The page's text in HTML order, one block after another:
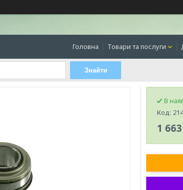
Головна Товари та послуги
Знайти
В
Код:
1